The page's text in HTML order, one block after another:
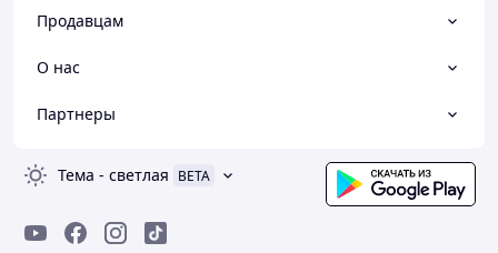
Продавцам
О нас
Партнеры
Тема - светлая BETA